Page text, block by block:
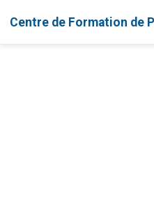
Centre de Formation de